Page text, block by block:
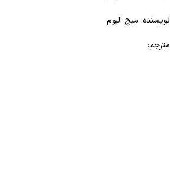
نویسنده: میچ البوم
مترجم: